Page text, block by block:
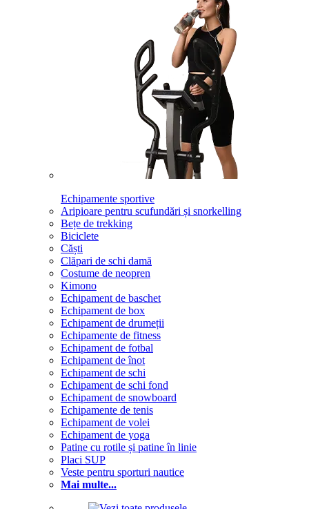
Echipamente sportive
Aripioare pentru scufundări și snorkelling
Bețe de trekking
Biciclete
Căști
Clăpari de schi damă
Costume de neopren
Kimono
Echipament de baschet
Echipament de box
Echipament de drumeții
Echipamente de fitness
Echipament de fotbal
Echipament de înot
Echipament de schi
Echipament de schi fond
Echipament de snowboard
Echipamente de tenis
Echipament de volei
Echipament de yoga
Patine cu rotile și patine în linie
Placi SUP
Veste pentru sporturi nautice
Mai multe...